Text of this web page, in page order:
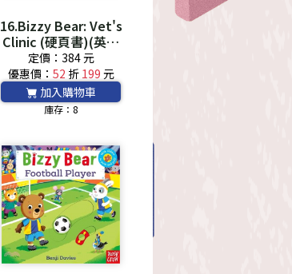
16.Bizzy Bear: Vet's
Clinic (硬頁書)(英國
版) *附音檔QRCode*
定價：384 元
優惠價： 52 折 199 元
加入購物車
庫存：8